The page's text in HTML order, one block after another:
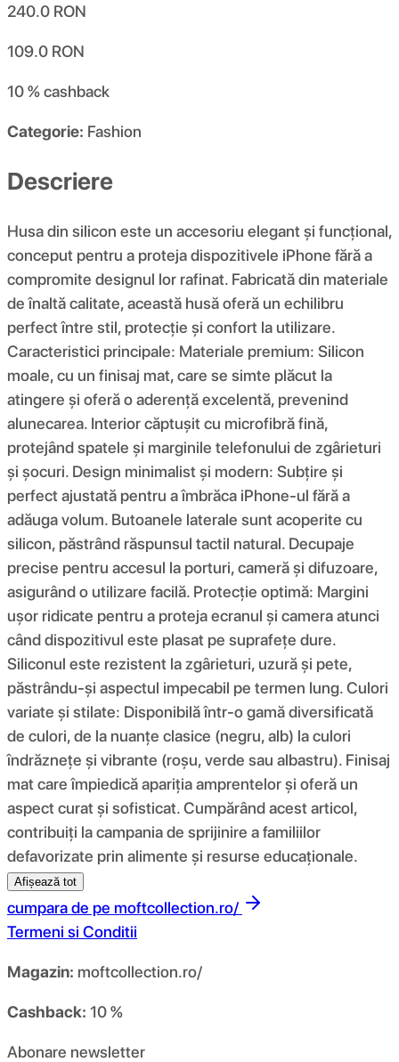
240.0 RON
109.0 RON
10 %cashback
Categorie: Fashion
Descriere
Husa din silicon este un accesoriu elegant și funcțional,
conceput pentru a proteja dispozitivele iPhone fără a
compromite designul lor rafinat. Fabricată din materiale
de înaltă calitate, această husă oferă un echilibru
perfect între stil, protecție și confort la utilizare.
Caracteristici principale: Materiale premium: Silicon
moale, cu un finisaj mat, care se simte plăcut la
atingere și oferă o aderență excelentă, prevenind
alunecarea. Interior căptușit cu microfibră fină,
protejând spatele și marginile telefonului de zgârieturi
și șocuri. Design minimalist și modern: Subțire și
perfect ajustată pentru a îmbrăca iPhone-ul fără a
adăuga volum. Butoanele laterale sunt acoperite cu
silicon, păstrând răspunsul tactil natural. Decupaje
precise pentru accesul la porturi, cameră și difuzoare,
asigurând o utilizare facilă. Protecție optimă: Margini
ușor ridicate pentru a proteja ecranul și camera atunci
când dispozitivul este plasat pe suprafețe dure.
Siliconul este rezistent la zgârieturi, uzură și pete,
păstrându-și aspectul impecabil pe termen lung. Culori
variate și stilate: Disponibilă într-o gamă diversificată
de culori, de la nuanțe clasice (negru, alb) la culori
îndrăznețe și vibrante (roșu, verde sau albastru). Finisaj
mat care împiedică apariția amprentelor și oferă un
aspect curat și sofisticat. Cumpărând acest articol,
contribuiți la campania de sprijinire a familiilor
defavorizate prin alimente și resurse educaționale.
Afișează tot
cumpara de pe moftcollection.ro/
Termeni si Conditii
Magazin: moftcollection.ro/
Cashback: 10 %
Abonare newsletter